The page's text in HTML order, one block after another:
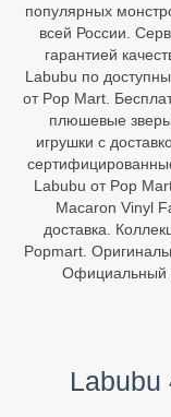
популярных
всей России.
гарантией
Labubu по
от Pop Mart.
плюшевые
игрушки с
Labubu от Pop
Macaron Vinyl
доставка.
Popmart.
Официальный
Labubu